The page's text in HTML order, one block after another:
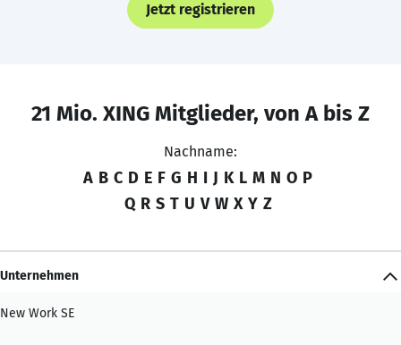
Jetzt registrieren
21 Mio. XING Mitglieder, von A bis Z
Nachname:
A B C D E F G H I J K L M N O P
Q R S T U V W X Y Z
Unternehmen
New Work SE